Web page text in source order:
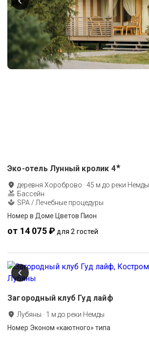
Эко-отель Лунный кролик 4★
деревня Хороброво ·45 м до реки Немды
Бассейн
SPA / Лечебные процедуры
Номер в Доме Цветов Пион
от 14 075 ₽ для 2 гостей
Загородный клуб Гуд лайф
Лубяны · 1 м до реки Немды
Номер Эконом «каютного» типа